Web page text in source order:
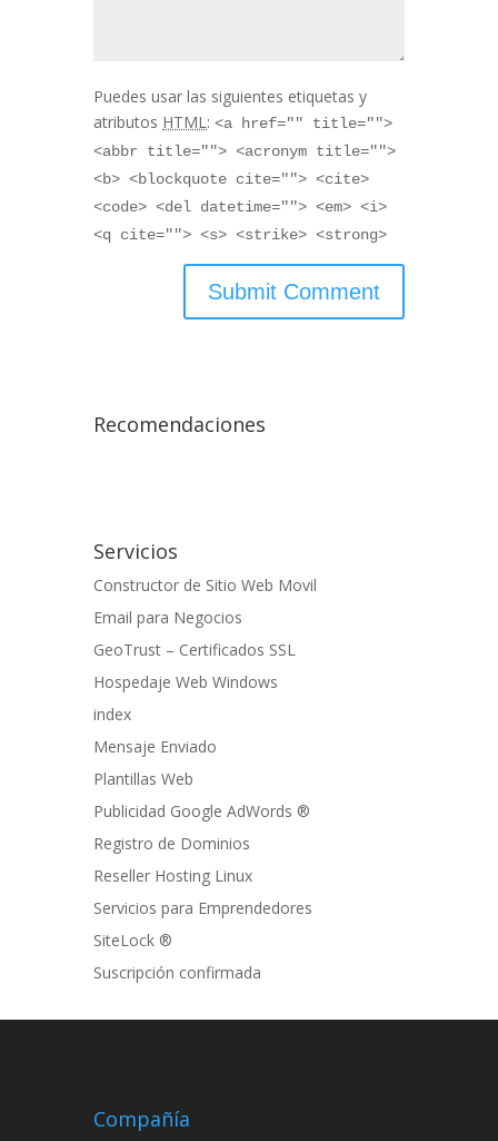
Puedes usar las siguientes etiquetas y
atributos HTML: <a href="" title="">
<abbr title=""> <acronym title="">
<b> <blockquote cite=""> <cite>
<code> <del datetime=""> <em> <i>
<q cite=""> <s> <strike> <strong>
Recomendaciones
Servicios
Constructor de Sitio Web Movil
Email para Negocios
GeoTrust – Certificados SSL
Hospedaje Web Windows
index
Mensaje Enviado
Plantillas Web
Publicidad Google AdWords ®
Registro de Dominios
Reseller Hosting Linux
Servicios para Emprendedores
SiteLock ®
Suscripción confirmada
Compañía